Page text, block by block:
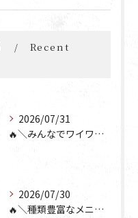
Recent
2026/07/31
🔥＼みんなでワイワイ楽しもう🎉／🔥
2026/07/30
🔥＼種類豊富なメニュー！／🔥